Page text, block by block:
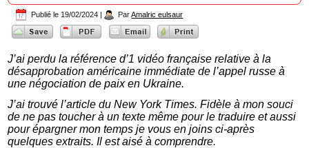
Publié le 19/02/2024 | Par Amalric eulsaur
J’ai perdu la référence d’1 vidéo française relative à la
désapprobation américaine immédiate de l’appel russe à
une négociation de paix en Ukraine.
J’ai trouvé l’article du New York Times. Fidèle à mon souci
de ne pas toucher à un texte même pour le traduire et aussi
pour épargner mon temps je vous en joins ci-après
quelques extraits. Il est aisé à comprendre.